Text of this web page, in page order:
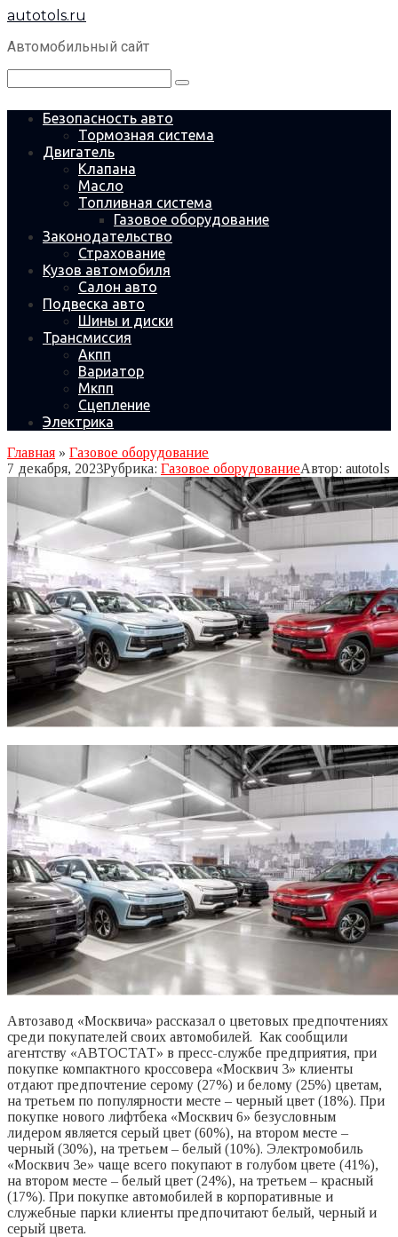
Перейти
контенту
autotols.ru
Автомобильный сайт
Безопасность авто
Тормозная система
Двигатель
Клапана
Масло
Топливная система
Газовое оборудование
Законодательство
Страхование
Кузов автомобиля
Салон авто
Подвеска авто
Шины и диски
Трансмиссия
Акпп
Вариатор
Мкпп
Сцепление
Электрика
Главная » Газовое оборудование
7 декабря, 2023Рубрика: Газовое оборудованиеАвтор: autotols
Автозавод «Москвича» рассказал о цветовых предпочтениях
среди покупателей своих автомобилей. Как сообщили
агентству «АВТОСТАТ» в пресс-службе предприятия, при
покупке компактного кроссовера «Москвич 3» клиенты
отдают предпочтение серому (27%) и белому (25%) цветам,
на третьем по популярности месте – черный цвет (18%). При
покупке нового лифтбека «Москвич 6» безусловным
лидером является серый цвет (60%), на втором месте –
черный (30%), на третьем – белый (10%). Электромобиль
«Москвич 3е» чаще всего покупают в голубом цвете (41%),
на втором месте – белый цвет (24%), на третьем – красный
(17%). При покупке автомобилей в корпоративные и
служебные парки клиенты предпочитают белый, черный и
серый цвета.